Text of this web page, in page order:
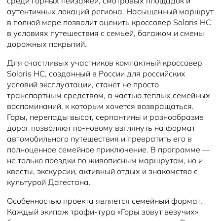
аутентичных локаций региона. Насыщенный маршрут
в полной мере позволит оценить кроссовер Solaris HC
в условиях путешествия с семьей, багажом и смены
дорожных покрытий.
Для счастливых участников компактный кроссовер
Solaris HC, созданный в России для российских
условий эксплуатации, станет не просто
транспортным средством, а частью теплых семейных
воспоминаний, к которым хочется возвращаться.
Горы, перепады высот, серпантины и разнообразие
дорог позволяют по-новому взглянуть на формат
автомобильного путешествия и превратить его в
полноценное семейное приключение. В программе —
не только поездки по живописным маршрутам, но и
квесты, экскурсии, активный отдых и знакомство с
культурой Дагестана.
Особенностью проекта является семейный формат.
Каждый экипаж трофи-тура «Горы зовут везучих»